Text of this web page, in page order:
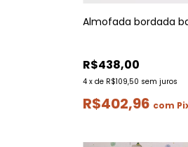
Almofada bordada
R$438,00
4 x de R$109,50 sem juros
R$402,96 com